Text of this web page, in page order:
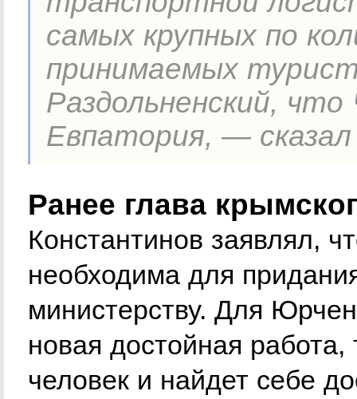
самых крупных по
принимаемых
Раздольненский,
Евпатория, — сказал
Ранее глава
Константинов заявлял,
необходима для
министерству. Для
новая достойная работа,
человек и найдет себе